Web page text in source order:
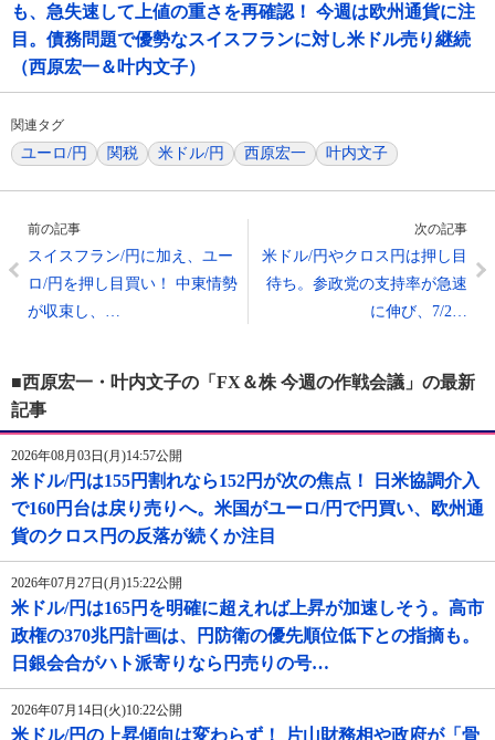
も、急失速して上値の重さを再確認！ 今週は欧州通貨に注
目。債務問題で優勢なスイスフランに対し米ドル売り継続
（西原宏一＆叶内文子）
関連タグ
ユーロ/円 関税 米ドル/円 西原宏一 叶内文子
前の記事
スイスフラン/円に加え、ユー
ロ/円を押し目買い！ 中東情勢
が収束し、…
次の記事
米ドル/円やクロス円は押し目
待ち。参政党の支持率が急速
に伸び、7/2…
■西原宏一・叶内文子の「FX＆株 今週の作戦会議」の最新
記事
2026年08月03日(月)14:57公開
米ドル/円は155円割れなら152円が次の焦点！ 日米協調介入
で160円台は戻り売りへ。米国がユーロ/円で円買い、欧州通
貨のクロス円の反落が続くか注目
2026年07月27日(月)15:22公開
米ドル/円は165円を明確に超えれば上昇が加速しそう。高市
政権の370兆円計画は、円防衛の優先順位低下との指摘も。
日銀会合がハト派寄りなら円売りの号…
2026年07月14日(火)10:22公開
米ドル/円の上昇傾向は変わらず！ 片山財務相や政府が「骨